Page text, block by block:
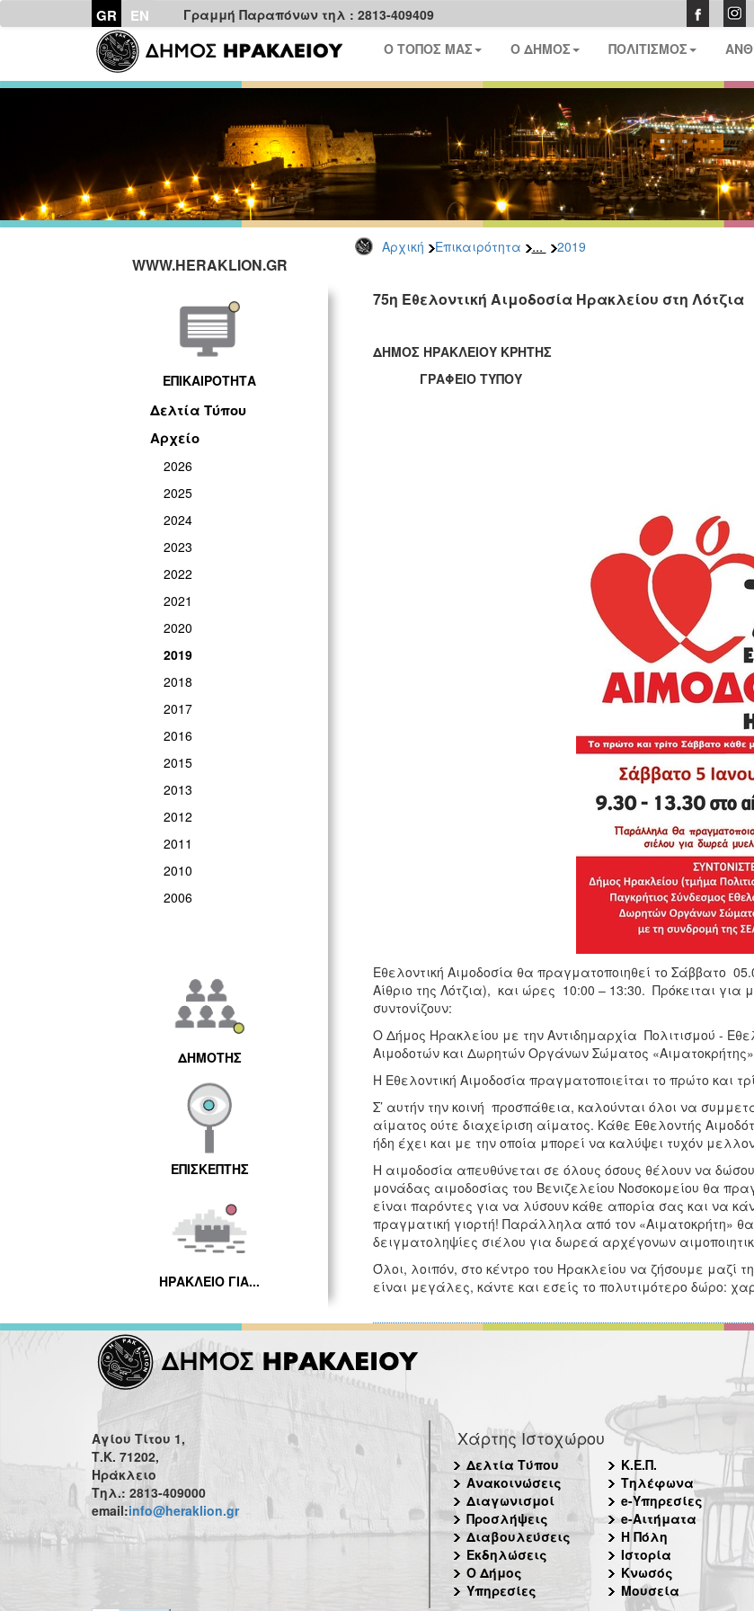
GR EN Γραμμή Παραπόνων τηλ : 2813-409409
Ο ΤΟΠΟΣ ΜΑΣ Ο ΔΗΜΟΣ ΠΟΛΙΤΙΣΜΟΣ
Αρχική Επικαιρότητα ... 2019
WWW.HERAKLION.GR
ΕΠΙΚΑΙΡΟΤΗΤΑ
Δελτία Τύπου
Αρχείο
2026
2025
2024
2023
2022
2021
2020
2019
2018
2017
2016
2015
2013
2012
2011
2010
2006
ΔΗΜΟΤΗΣ
ΕΠΙΣΚΕΠΤΗΣ
ΗΡΑΚΛΕΙΟ ΓΙΑ...
75η Εθελοντική Αιμοδοσία Ηρακλείου στη Λότζια
ΔΗΜΟΣ ΗΡΑΚΛΕΙΟΥ ΚΡΗΤΗΣ
ΓΡΑΦΕΙΟ ΤΥΠΟΥ
Εθελοντική Αιμοδοσία θα πραγματοποιηθεί το Σάββατο
Αίθριο της Λότζια), και ώρες 10:00 – 13:30. Πρόκειται για
συντονίζουν:
O Δήμος Ηρακλείου με την Αντιδημαρχία Πολιτισμού -
Αιμοδοτών και Δωρητών Οργάνων Σώματος
Η Εθελοντική Αιμοδοσία πραγματοποιείται το πρώτο και
Σ’ αυτήν την κοινή προσπάθεια, καλούνται όλοι να
αίματος ούτε διαχείριση αίματος. Κάθε Εθελοντής
ήδη έχει και με την οποία μπορεί να καλύψει τυχόν
Η αιμοδοσία απευθύνεται σε όλους όσους θέλουν να
μονάδας αιμοδοσίας του Βενιζελείου Νοσοκομείου θα
είναι παρόντες για να λύσουν κάθε απορία σας και να
πραγματική γιορτή! Παράλληλα από τον «Αιματοκρήτη»
δειγματοληψίες σιέλου για δωρεά αρχέγονων
Όλοι, λοιπόν, στο κέντρο του Ηρακλείου να ζήσουμε μαζί
είναι μεγάλες, κάντε και εσείς το πολυτιμότερο δώρο:
Αγίου Τίτου 1,
Τ.Κ. 71202,
Ηράκλειο
Τηλ.: 2813-409000
email:info@heraklion.gr
Χάρτης Ιστοχώρου
Δελτία Τύπου
Ανακοινώσεις
Διαγωνισμοί
Προσλήψεις
Διαβουλεύσεις
Εκδηλώσεις
Ο Δήμος
Υπηρεσίες
Κ.Ε.Π.
Τηλέφωνα
e-Υπηρεσίες
e-Αιτήματα
Η Πόλη
Ιστορία
Κνωσός
Μουσεία